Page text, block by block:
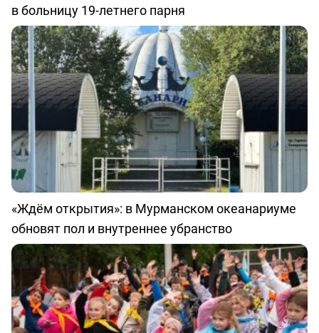
в больницу 19-летнего парня
«Ждём открытия»: в Мурманском океанариуме
обновят пол и внутреннее убранство